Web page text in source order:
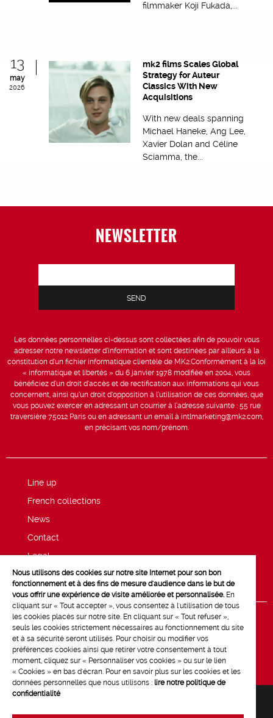
filmmaker Koji Fukada,...
13
may
2026
mk2 films Scales Global
Strategy for Auteur
Classics With New
Acquisitions
With new deals spanning
Michael Haneke, Ang Lee,
Xavier Dolan and Céline
Sciamma, the...
NEWSLETTER
Les données personnelles ci-dessus sont collectées afin de pouvoir vous
adresser notre newsletter d’information et sont destinées par ailleurs à la
constitution d’un fichier informatique clientèle de MK2.Conformément à la loi
« informatique et libertés » du 6 janvier 1978 modifiée en 2004, vous
bénéficiez d’un droit d’accès et de rectification aux informations qui vous
concernent, ainsi qu’un droit d’opposition à l’utilisation de ces données, que
vous pouvez exercer en adressant un courrier à l’adresse suivante : 55 rue
traversière 75012 Paris ou en adressant un email à intlmarketing@mk2.com,
en précisant vos nom/prénom.
Line up
French collections
News
Contact
Legal
Privacy and cookie policy
Nous utilisons des cookies sur notre site Internet pour son bon
fonctionnement et à des fins de mesure d'audience dans le but de
vous offrir une expérience de visite améliorée et personnalisée. En
cliquant sur « Tout accepter », vous consentez à l'utilisation de tous
les cookies placés sur notre site. En cliquant sur « Tout refuser »,
seuls les cookies strictement nécessaires au fonctionnement du site
et à sa sécurité seront utilisés. Pour choisir ou modifier vos
préférences cookies ainsi que retirer votre consentement à tout
moment, cliquez sur « Personnaliser vos cookies » ou sur le lien
« Cookies » en bas d'écran. Pour en savoir plus sur les cookies et les
données personnelles que nous utilisons : lire notre politique de
confidentialité